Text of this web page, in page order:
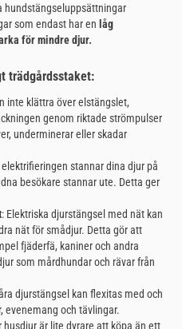
hundstängseluppsättningar
som endast har en låg
för mindre djur.
trädgårdsstaket:
inte klättra över elstängslet,
genom riktade strömpulser
underminerar eller skadar
elektrifieringen stannar dina djur på
besökare stannar ute. Detta ger
: Elektriska djurstängsel med nät kan
nät för smådjur. Detta gör att
fjäderfä, kaniner och andra
som mårdhundar och rävar från
djurstängsel kan flexitas med och
evenemang och tävlingar.
husdjur är lite dyrare att köpa än ett